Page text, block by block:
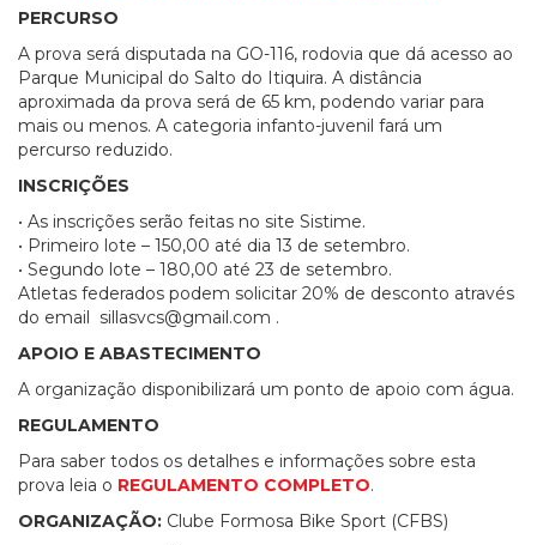
PERCURSO
A prova será disputada na GO-116, rodovia que dá acesso ao
Parque Municipal do Salto do Itiquira. A distância
aproximada da prova será de 65 km, podendo variar para
mais ou menos. A categoria infanto-juvenil fará um
percurso reduzido.
INSCRIÇÕES
• As inscrições serão feitas no site Sistime.
• Primeiro lote – 150,00 até dia 13 de setembro.
• Segundo lote – 180,00 até 23 de setembro.
Atletas federados podem solicitar 20% de desconto através
do email sillasvcs@gmail.com .
APOIO E ABASTECIMENTO
A organização disponibilizará um ponto de apoio com água.
REGULAMENTO
Para saber todos os detalhes e informações sobre esta
prova leia o REGULAMENTO COMPLETO.
ORGANIZAÇÃO: Clube Formosa Bike Sport (CFBS)